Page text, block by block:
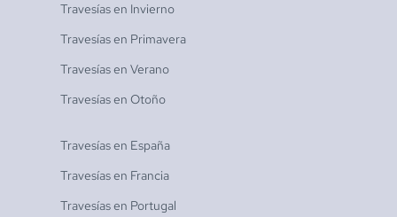
Travesías en Invierno
Travesías en Primavera
Travesías en Verano
Travesías en Otoño
Travesías en España
Travesías en Francia
Travesías en Portugal